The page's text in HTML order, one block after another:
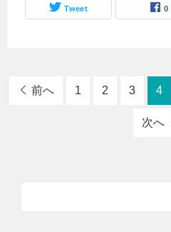
Tweet 0
前へ 1 2 3 4
次へ